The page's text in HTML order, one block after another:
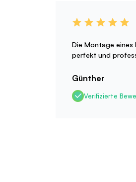
Die Montage
perfekt und
Günther
Verifizierte